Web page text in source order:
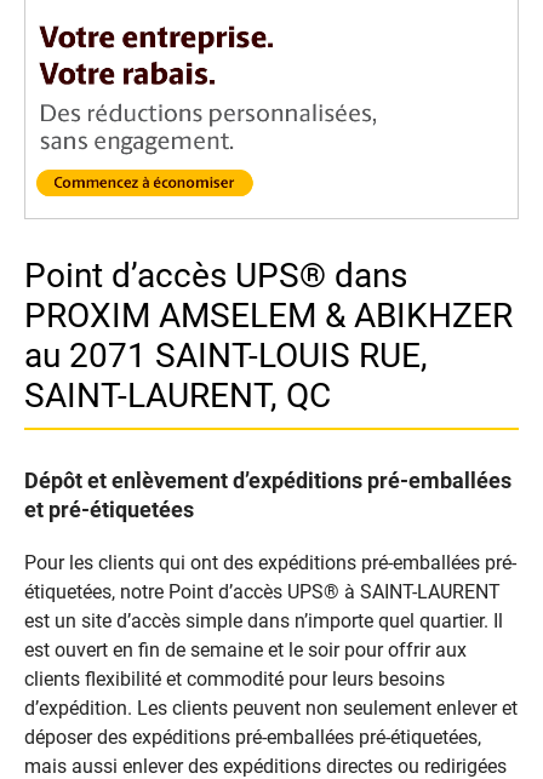
Point d’accès UPS® dans
PROXIM AMSELEM & ABIKHZER
au 2071 SAINT-LOUIS RUE,
SAINT-LAURENT, QC
Dépôt et enlèvement d’expéditions pré-emballées
et pré-étiquetées
Pour les clients qui ont des expéditions pré-emballées pré-
étiquetées, notre Point d’accès UPS® à SAINT-LAURENT
est un site d’accès simple dans n’importe quel quartier. Il
est ouvert en fin de semaine et le soir pour offrir aux
clients flexibilité et commodité pour leurs besoins
d’expédition. Les clients peuvent non seulement enlever et
déposer des expéditions pré-emballées pré-étiquetées,
mais aussi enlever des expéditions directes ou redirigées